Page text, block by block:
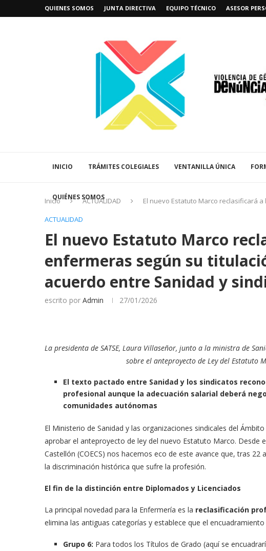
QUIENES SOMOS JUNTA DIRECTIVA EQUIPO TÉCNICO ASESOR
INICIO TRÁMITES COLEGIALES VENTANILLA ÚNICA
QUIÉNES SOMOS
Inicio ACTUALIDAD
El nuevo Estatuto Marco reclasificará
ACTUALIDAD
El nuevo Estatuto Marco
enfermeras según su
acuerdo entre Sanidad y
escrito por Admin 27/01/2026
La presidenta de SATSE, Laura Villaseñor, junto a la ministra de
sobre el anteproyecto de Ley del Estatuto
El texto pactado entre Sanidad y los sindicatos
profesional aunque la adecuación salarial deberá
comunidades autónomas
El Ministerio de Sanidad y las organizaciones sindicales del
aprobar el anteproyecto de ley del nuevo Estatuto Marco. Desde
Castellón (COECS) nos hacemos eco de este avance que, tras
la discriminación histórica que sufre la profesión.
El fin de la distinción entre Diplomados y Licenciados
La principal novedad para la Enfermería es la reclasificación
elimina las antiguas categorías y establece que el
Grupo 6: Para todos los Títulos de Grado (aquí se